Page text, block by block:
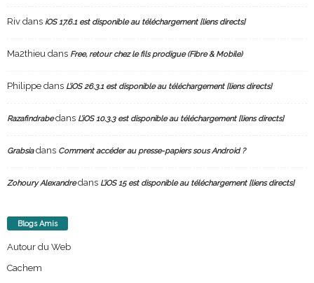
Riv dans iOS 17.6.1 est disponible au téléchargement [liens directs]
Ma2thieu dans Free, retour chez le fils prodigue (Fibre & Mobile)
Philippe dans L’iOS 26.3.1 est disponible au téléchargement [liens directs]
Razafindrabedans L’iOS 10.3.3 est disponible au téléchargement [liens directs]
Grabsiadans Comment accéder au presse-papiers sous Android ?
Zohoury Alexandredans L’iOS 15 est disponible au téléchargement [liens directs]
Blogs Amis
Autour du Web
Cachem